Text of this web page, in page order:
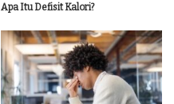
Apa Itu Defisit Kalori?